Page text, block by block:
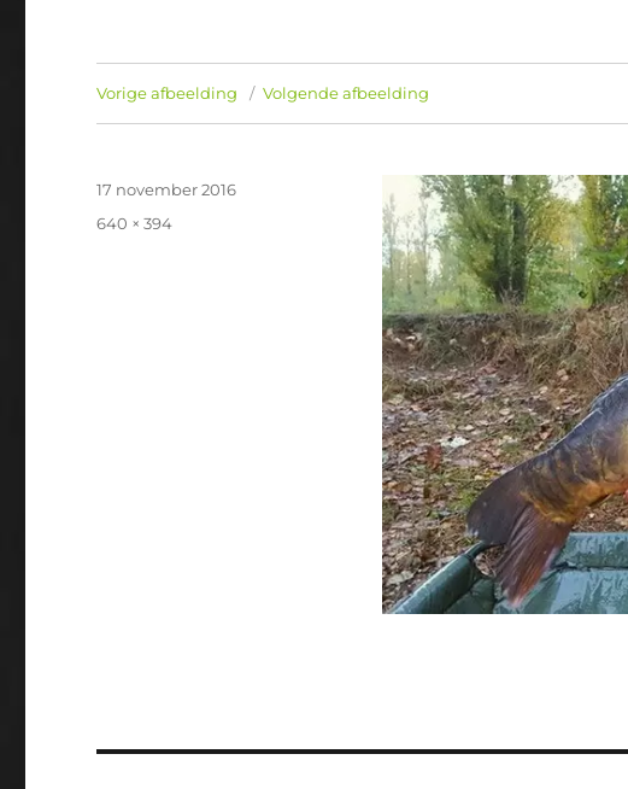
Vorige afbeelding Volgende afbeelding
Geplaatst
17 november 2016
Volledige
640 × 394